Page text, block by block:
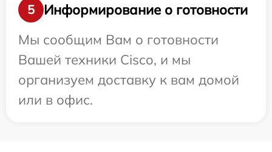
5
Информирование о готовности
Мы сообщим Вам о готовности
Вашей техники Cisco, и мы
организуем доставку к вам домой
или в офис.